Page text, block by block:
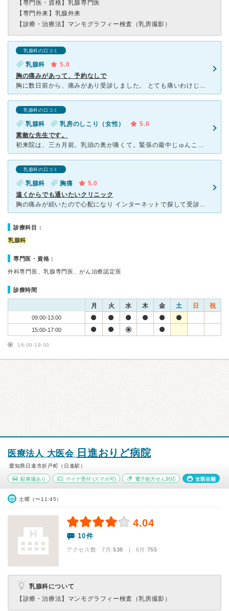
【専門医・資格】 乳腺専門医
【専門外来】 乳腺外来
【診療・治療法】 マンモグラフィー検査（乳房撮影）
乳腺科の口コミ
乳腺科
5.0
胸の痛みがあって、予約なしで
胸に数日前から、痛みがあり受診しました。 とても痛いわけじゃないし、チクチク痛むくらいだし、 でも乳がんだったら。と思うとネット検索が止まらずでした。 病院を受診すると、受付の方も優しく
乳腺科の口コミ
乳腺科 乳房のしこり（女性）
5.0
素敵な先生です。
初来院は、三カ月前。乳頭の奥が痛くて。緊張の最中じゅんこ先生の所にお邪魔しました。 受付の方も優しく。看護師の方も優しくて。敷居が高かったですが不安は取れました。症状から、マンモとエコーをする事に。
乳腺科の口コミ
乳腺科 胸痛
5.0
遠くからでも通いたいクリニック
胸の痛みが続いたので心配になり インターネットで探して受診しました。 クリニックは新しいので、きれいですし、予約制なので待ち時間も短いです。 また、看護士さん、技師さん、先生、受付の方皆さん
診療科目：
乳腺科
専門医・資格：
外科専門医、乳腺専門医、がん治療認定医
診療時間
月 火 水 木 金 土 日 祝
09:00-13:00
15:00-17:00
16:00-19:00
医療法人 大医会 日進おりど病院
愛知県日進市折戸町（日進駅）
駐車場あり マイナ受付(スマホ可) 電子処方せん対応 女医在籍
土曜（〜11:45）
4.04
10件
アクセス数 7月:538 | 6月:755
乳腺科について
【診療・治療法】 マンモグラフィー検査（乳房撮影）